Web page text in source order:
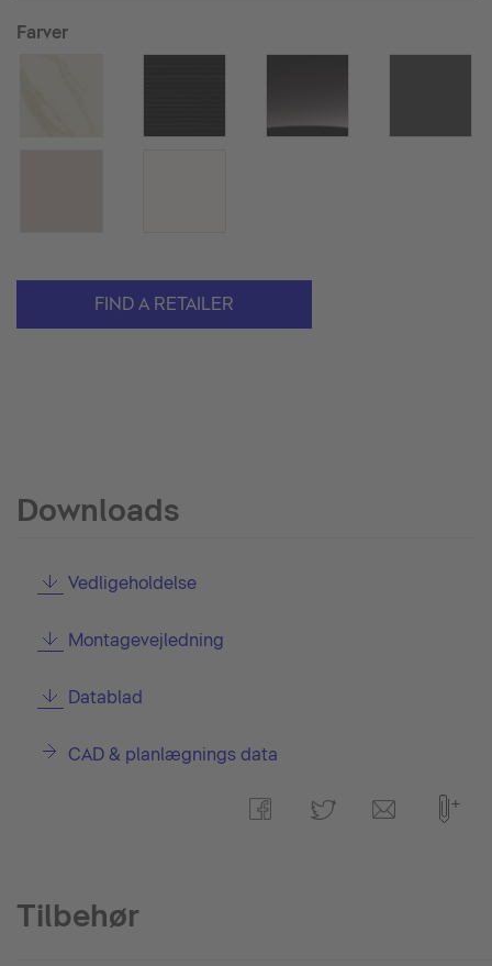
Farver
FIND A RETAILER
Downloads
Vedligeholdelse
Montagevejledning
Datablad
CAD & planlægnings data
Tilbehør